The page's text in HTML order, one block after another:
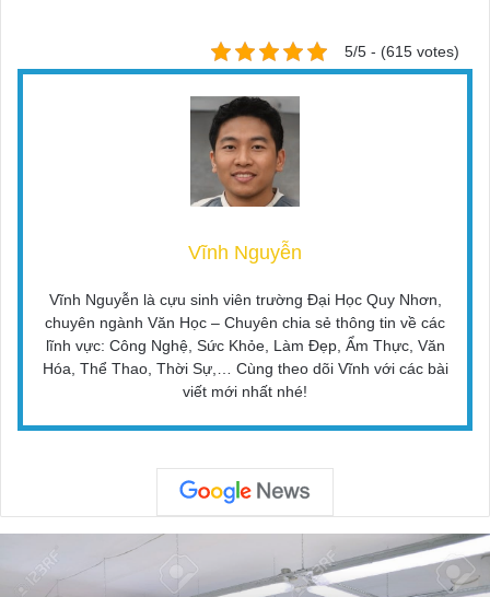
5/5 - (615 votes)
Vĩnh Nguyễn
Vĩnh Nguyễn là cựu sinh viên trường Đại Học Quy Nhơn,
chuyên ngành Văn Học – Chuyên chia sẻ thông tin về các
lĩnh vực: Công Nghệ, Sức Khỏe, Làm Đẹp, Ẩm Thực, Văn
Hóa, Thể Thao, Thời Sự,… Cùng theo dõi Vĩnh với các bài
viết mới nhất nhé!